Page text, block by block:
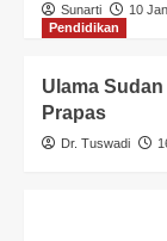
Sunarti 10
Pendidikan
Ulama
Prapas
Dr. Tuswadi